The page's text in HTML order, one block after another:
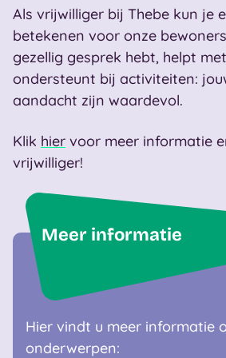
Als vrijwilliger bij Thebe kun je
betekenen voor onze
gezellig gesprek hebt, helpt
ondersteunt bij activiteiten:
aandacht zijn waardevol.
Klik hier voor meer informatie
vrijwilliger!
Meer informatie
Hier vindt u meer informatie
onderwerpen: